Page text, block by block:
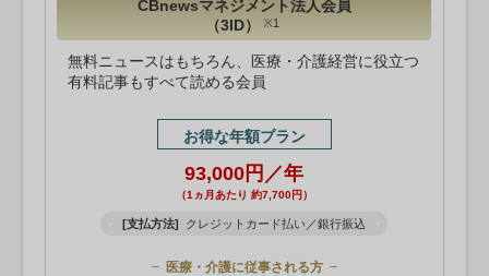
CBnewsマネジメント法人会員
（3ID）
※1
無料ニュースはもちろん、医療・介護経営に役立つ
有料記事もすべて読める会員
お得な年額プラン
93,000円／年
（1ヵ月あたり 約7,700円）
[支払方法] クレジットカード払い／銀行振込
医療・介護に従事される方